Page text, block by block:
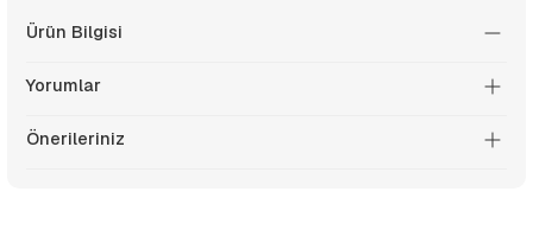
Ürün Bilgisi
Yorumlar
Önerileriniz